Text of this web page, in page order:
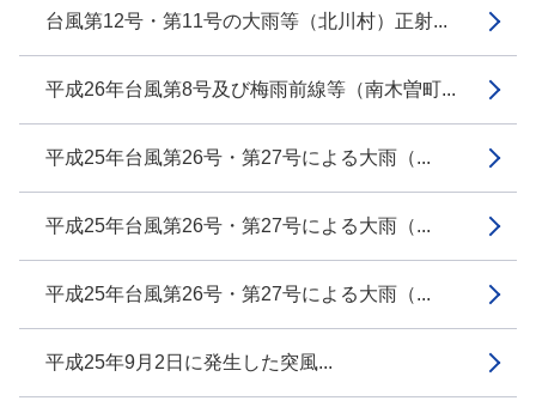
台風第12号・第11号の大雨等（北川村）正射...
平成26年台風第8号及び梅雨前線等（南木曽町...
平成25年台風第26号・第27号による大雨（...
平成25年台風第26号・第27号による大雨（...
平成25年台風第26号・第27号による大雨（...
平成25年9月2日に発生した突風...